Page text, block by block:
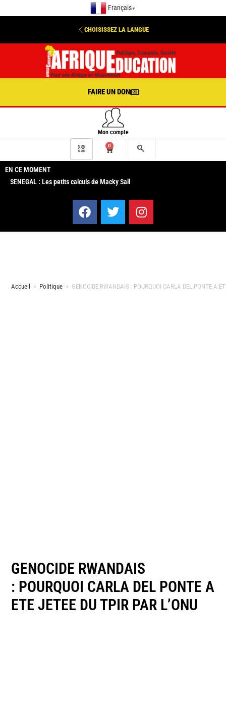
Français ▼
CHOISISSEZ LA LANGUE
FAIRE UN DON
Mon compte
0
EN CE MOMENT
SENEGAL : Les petits calculs de Macky Sall
Accueil > Politique > GENOCIDE RWANDAIS : POURQUOI CARLA DEL PONTE A
GENOCIDE RWANDAIS
: POURQUOI CARLA DEL PONTE A
ETE JETEE DU TPIR PAR L’ONU